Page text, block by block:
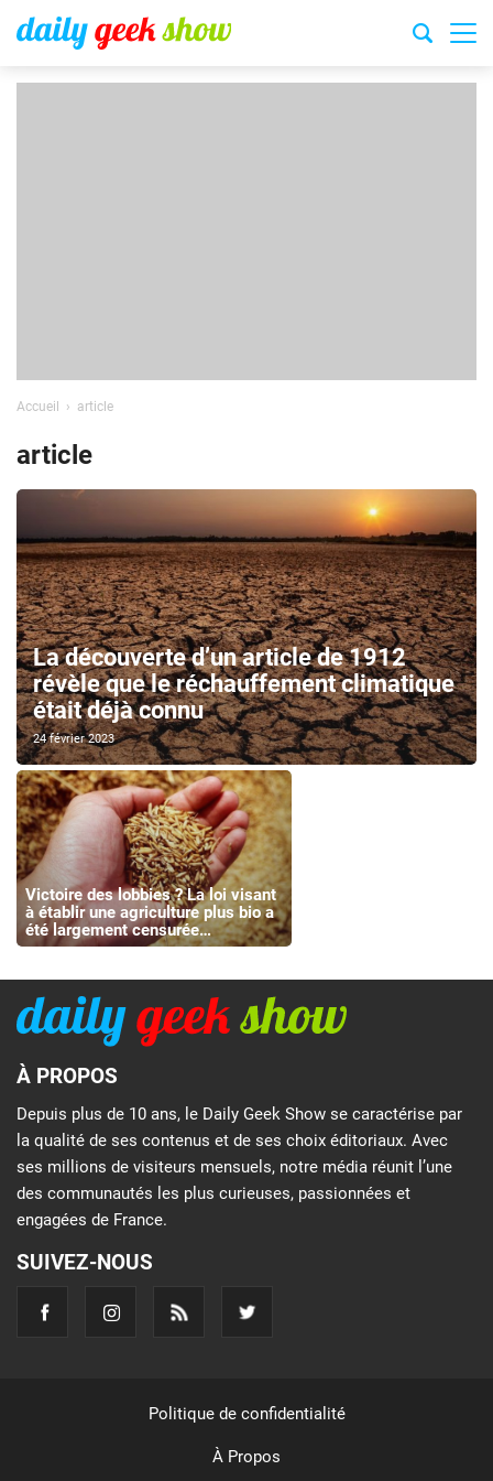
Accueil article
article
La découverte d’un article de 1912
révèle que le réchauffement climatique
était déjà connu
24 février 2023
Victoire des lobbies ? La loi visant
à établir une agriculture plus bio a
été largement censurée…
À PROPOS
Depuis plus de 10 ans, le Daily Geek Show se caractérise par
la qualité de ses contenus et de ses choix éditoriaux. Avec
ses millions de visiteurs mensuels, notre média réunit l’une
des communautés les plus curieuses, passionnées et
engagées de France.
SUIVEZ-NOUS
Politique de confidentialité
À Propos